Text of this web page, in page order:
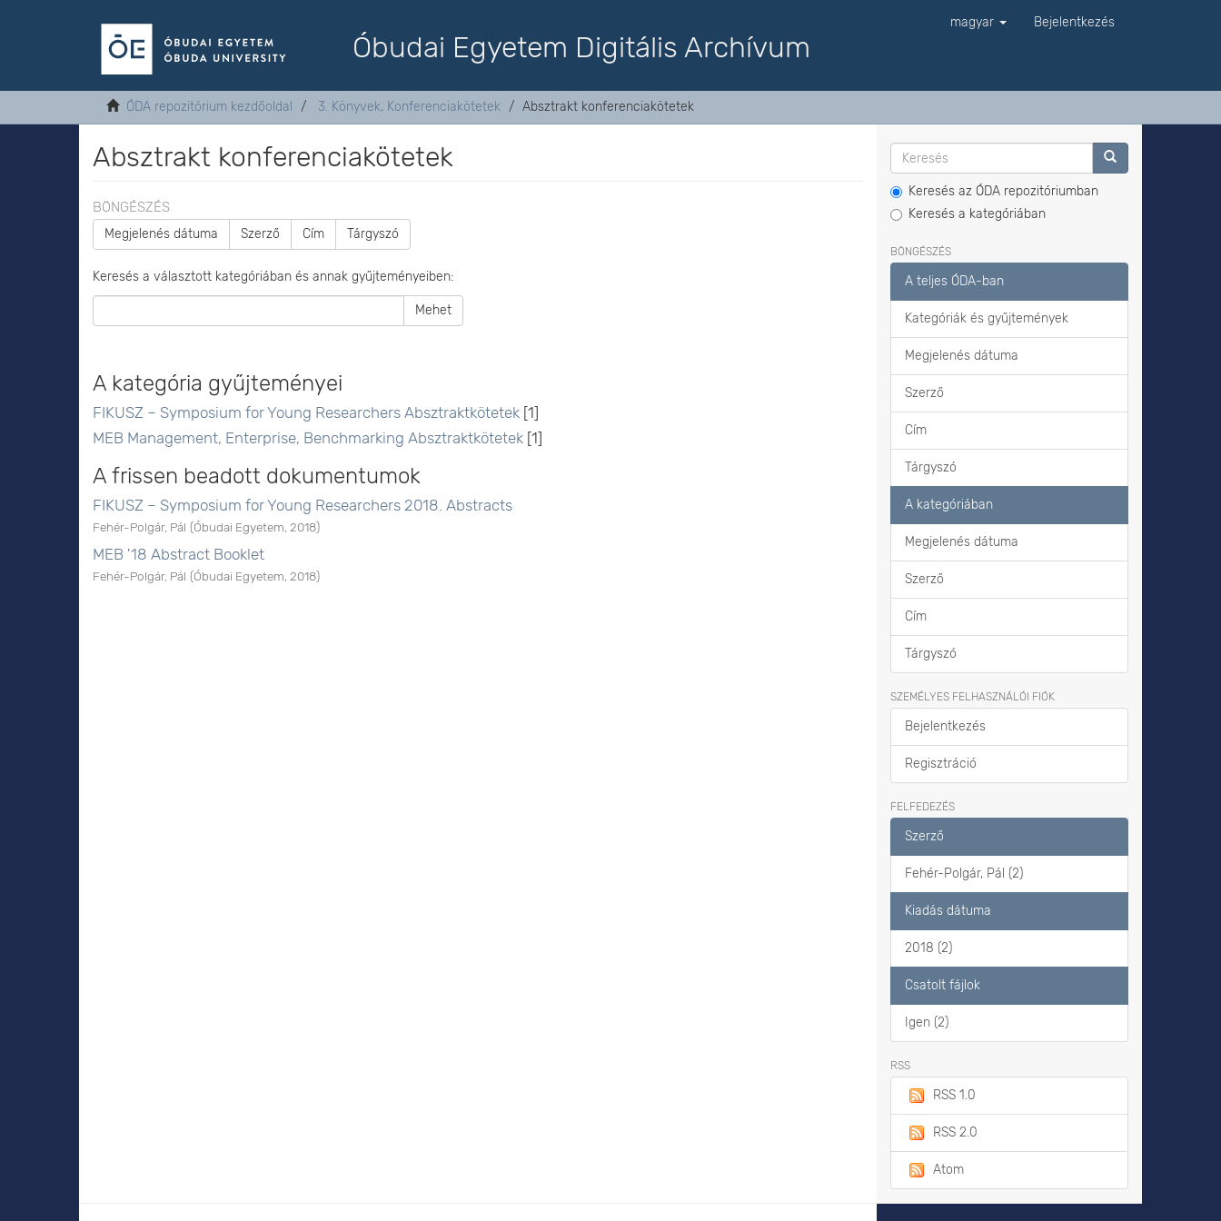
Óbudai Egyetem Digitális Archívum
magyar Bejelentkezés
ÓDA repozitórium kezdőoldal 3. Könyvek, Konferenciakötetek Absztrakt konferenciakötetek
Absztrakt konferenciakötetek
BÖNGÉSZÉS
Megjelenés dátuma Szerző Cím Tárgyszó
Keresés a választott kategóriában és annak gyűjteményeiben:
Mehet
A kategória gyűjteményei
FIKUSZ – Symposium for Young Researchers Absztraktkötetek [1]
MEB Management, Enterprise, Benchmarking Absztraktkötetek [1]
A frissen beadott dokumentumok
FIKUSZ – Symposium for Young Researchers 2018. Abstracts
Fehér-Polgár, Pál (Óbudai Egyetem 2018)
MEB '18 Abstract Booklet
Fehér-Polgár, Pál (Óbudai Egyetem 2018)
Keresés az ÓDA repozitóriumban
Keresés a kategóriában
BÖNGÉSZÉS
A teljes ÓDA-ban
Kategóriák és gyűjtemények
Megjelenés dátuma
Szerző
Cím
Tárgyszó
A kategóriában
Megjelenés dátuma
Szerző
Cím
Tárgyszó
SZEMÉLYES FELHASZNÁLÓI FIÓK
Bejelentkezés
Regisztráció
FELFEDEZÉS
Szerző
Fehér-Polgár, Pál (2)
Kiadás dátuma
2018 (2)
Csatolt fájlok
Igen (2)
RSS
RSS 1.0
RSS 2.0
Atom